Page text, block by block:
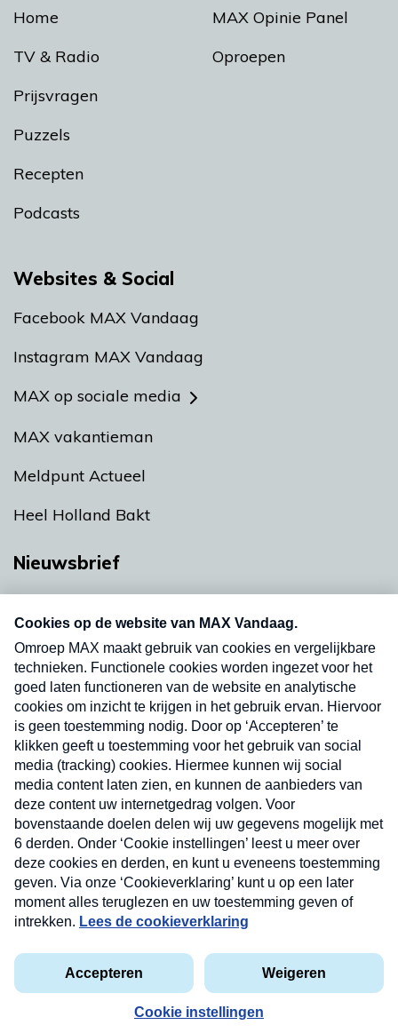
Home
TV & Radio
Prijsvragen
Puzzels
Recepten
Podcasts
MAX Opinie Panel
Oproepen
Websites & Social
Facebook MAX Vandaag
Instagram MAX Vandaag
MAX op sociale media
MAX vakantieman
Meldpunt Actueel
Heel Holland Bakt
Nieuwsbrief
nieuwsbrief. Elke vrijdag- en dinsdagochtend in
uw mailbox.
Verzend
Privacyverklaring
Cookieverklaring
Kwetsbaarheid melden
Copyright © 2026 MAX Vandaag - Omroep MAX
Nieuwsbrief
Neem hier een gratis abonnement op onze
nieuwsbrief. Elke vrijdag- en dinsdagochtend in uw